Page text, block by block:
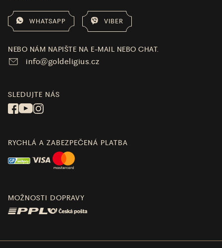
WHATSAPP VIBER
NEBO NÁM NAPIŠTE NA E-MAIL NEBO CHAT.
info@goldeligius.cz
SLEDUJTE NÁS
RYCHLÁ A ZABEZPEČENÁ PLATBA
MOŽNOSTI DOPRAVY